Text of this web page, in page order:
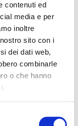
contenuti ed
media e per
inoltre
sito con i
dei dati web,
combinarle
o che hanno
non rimane
del castello),
restaurata
lotto di lavori
I vani adiacenti
di copertura e le
da crolli
E ORARI DI